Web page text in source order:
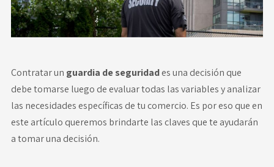
Contacto
Contratar un guardia de seguridades una decisión que
debe tomarse luego de evaluar todas las variables y analizar
las necesidades específicas de tu comercio. Es por eso que en
este artículo queremos brindarte las claves que te ayudarán
a tomar una decisión.